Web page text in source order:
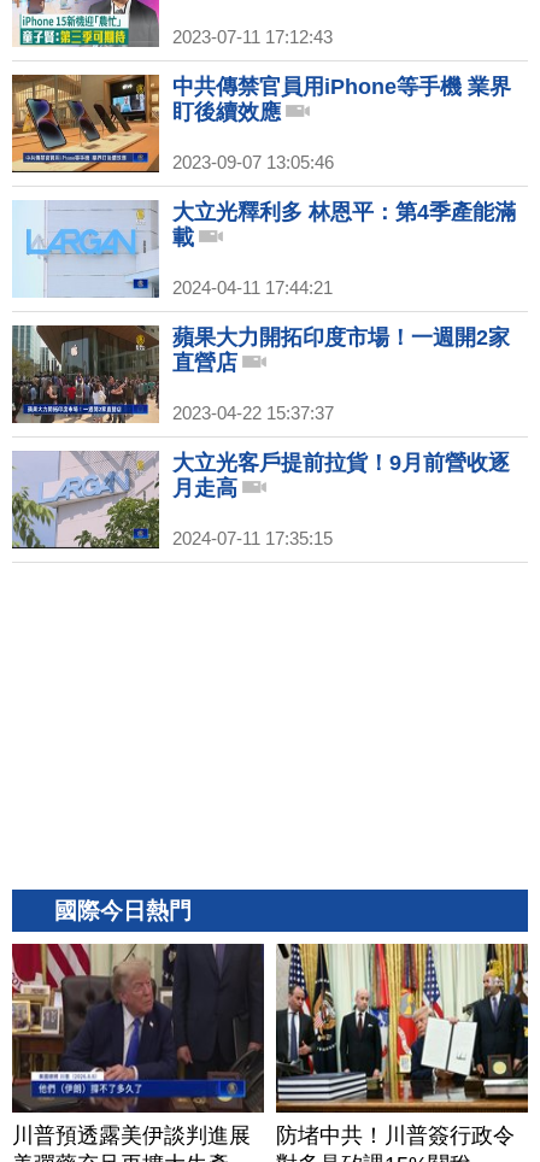
2023-07-11 17:12:43
中共傳禁官員用iPhone等手機 業界
盯後續效應
2023-09-07 13:05:46
大立光釋利多 林恩平：第4季產能滿
載
2024-04-11 17:44:21
蘋果大力開拓印度市場！一週開2家
直營店
2023-04-22 15:37:37
大立光客戶提前拉貨！9月前營收逐
月走高
2024-07-11 17:35:15
國際今日熱門
川普預透露美伊談判進展
防堵中共！川普簽行政令